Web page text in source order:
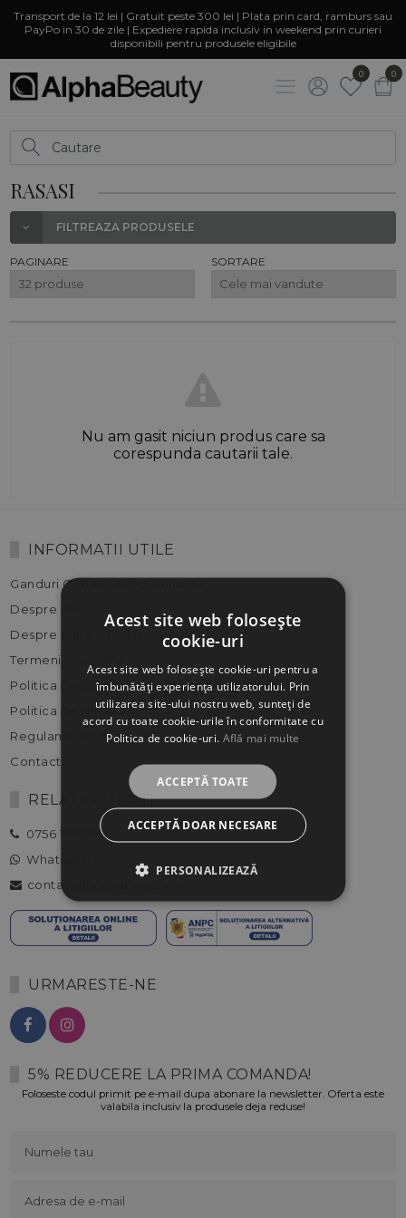
Transport de la 12 lei | Gratuit peste 300 lei | Plata prin card, ramburs sau
PayPo in 30 de zile | Expediere rapida inclusiv in weekend prin curieri
disponibili pentru produsele eligibile
0 0
RASASI
FILTREAZA PRODUSELE
PAGINARE SORTARE
Nu am gasit niciun produs care sa
corespunda cautarii tale.
INFORMATII UTILE
Ganduri Codate: Blogul unui AI
Despre noi
Despre plata si livrare
Termeni si conditii
Politica de confidentialitate
Politica de returnare
Regulamente promotii
Contact
RELATII CLIENTI
0756 199 599
Whatsapp
contact@alphabeauty.ro
URMARESTE-NE
5% REDUCERE LA PRIMA COMANDA!
Foloseste codul primit pe e-mail dupa abonare la newsletter. Oferta este
valabila inclusiv la produsele deja reduse!
Acest site web folosește
cookie-uri
Acest site web folosește cookie-uri pentru a
îmbunătăți experiența utilizatorului. Prin
utilizarea site-ului nostru web, sunteți de
acord cu toate cookie-urile în conformitate cu
Politica de cookie-uri. Află mai multe
ACCEPTĂ TOATE
ACCEPTĂ DOAR NECESARE
PERSONALIZEAZĂ